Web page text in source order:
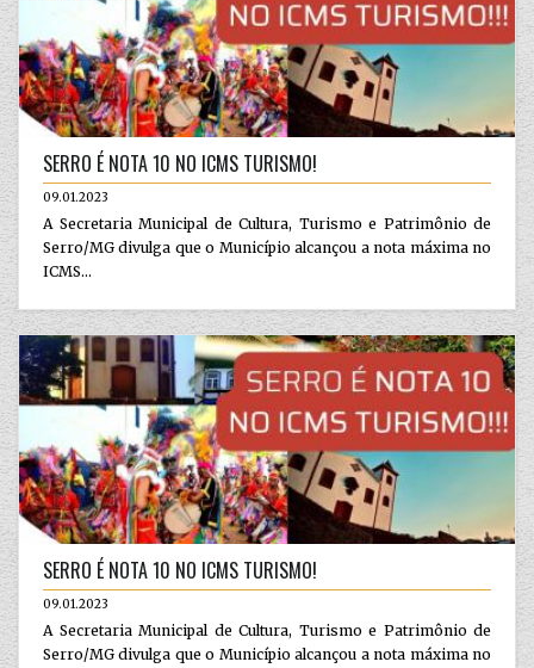
SERRO É NOTA 10 NO ICMS TURISMO!
09.01.2023
A Secretaria Municipal de Cultura, Turismo e Patrimônio de
Serro/MG divulga que o Município alcançou a nota máxima no
ICMS...
SERRO É NOTA 10 NO ICMS TURISMO!
09.01.2023
A Secretaria Municipal de Cultura, Turismo e Patrimônio de
Serro/MG divulga que o Município alcançou a nota máxima no